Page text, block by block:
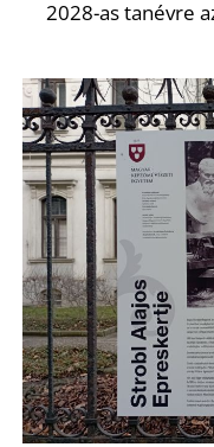
2028-as tanévre